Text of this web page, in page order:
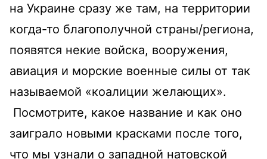
на Украине сразу же там, на территории
когда-то благополучной страны/региона,
появятся некие войска, вооружения,
авиация и морские военные силы от так
называемой «коалиции желающих».
Посмотрите, какое название и как оно
заиграло новыми красками после того,
что мы узнали о западной натовской